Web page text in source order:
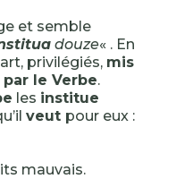
et semble
douze« . En
privilégiés, mis
le Verbe.
les institue
veut pour eux :
mauvais.